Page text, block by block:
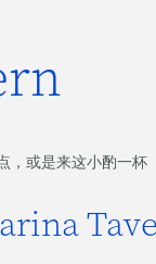
，或是来这小酌一杯